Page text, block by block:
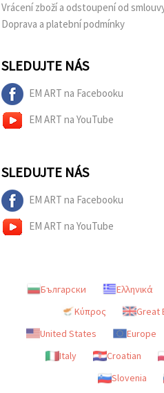
Vrácení zboží a odstoupení od
Doprava a platební podmínky
SLEDUJTE NÁS
EM ART na Facebooku
EM ART na YouTube
SLEDUJTE NÁS
EM ART na Facebooku
EM ART na YouTube
Български Ελληνικά
Κύπρος
Great
United States
Europe
Italy
Croatian
Slovenia